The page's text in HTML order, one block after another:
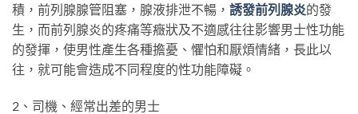
積，前列腺腺管阻塞，腺液排泄不暢， 誘發前列腺炎的發
生，而前列腺炎的疼痛等癥狀及不適感往往影響男士性功能
的發揮，使男性產生各種擔憂、懼怕和厭煩情緒，長此以
往，就可能會造成不同程度的性功能障礙。
2、司機、經常出差的男士